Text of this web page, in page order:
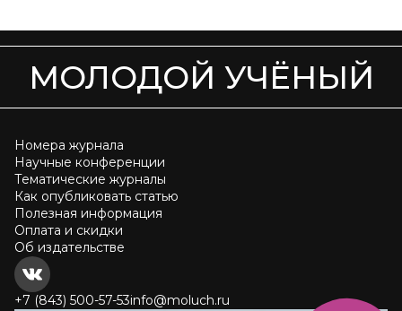
МОЛОДОЙ УЧЁНЫЙ
Номера журнала
Научные конференции
Тематические журналы
Как опубликовать статью
Полезная информация
Оплата и скидки
Об издательстве
+7 (843) 500-57-53info@moluch.ru